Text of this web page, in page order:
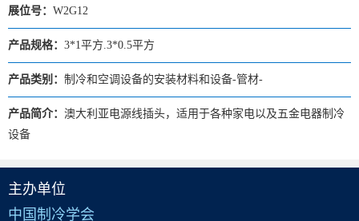
展位号： W2G12
产品规格： 3*1平方.3*0.5平方
产品类别： 制冷和空调设备的安装材料和设备-管材-
产品简介： 澳大利亚电源线插头，适用于各种家电以及五金电器制冷
设备
主办单位
中国制冷学会